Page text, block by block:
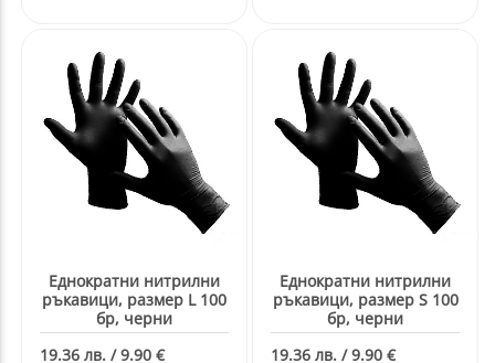
Еднократни нитрилни
ръкавици, размер L 100
бр, черни
19.36 лв. / 9.90 €
Еднократни нитрилни
ръкавици, размер S 100
бр, черни
19.36 лв. / 9.90 €